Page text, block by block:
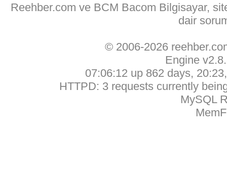
Reehber.com ve BCM Bacom Bilgisayar,
dair
© 2006-2026
Engine
07:06:12 up 862 days,
HTTPD: 3 requests currently
MySQL